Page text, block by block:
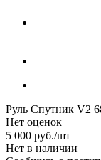
Руль Спутник V2
Нет оценок
5 000 руб./шт
Нет в наличии